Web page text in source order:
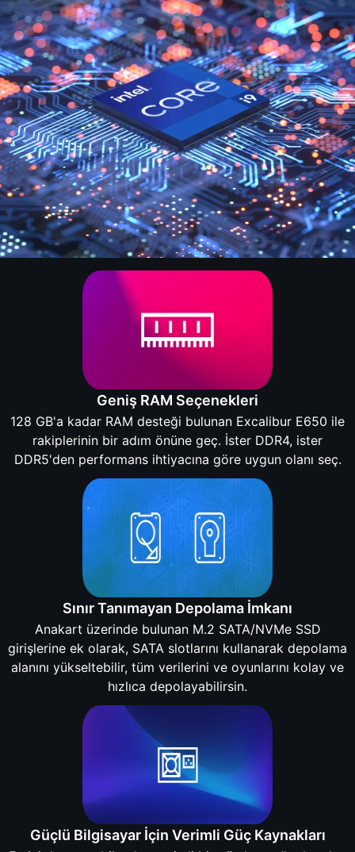
Geniş RAM Seçenekleri
128 GB'a kadar RAM desteği bulunan Excalibur E650 ile
rakiplerinin bir adım önüne geç. İster DDR4, ister
DDR5'den performans ihtiyacına göre uygun olanı seç.
Sınır Tanımayan Depolama İmkanı
Anakart üzerinde bulunan M.2 SATA/NVMe SSD
girişlerine ek olarak, SATA slotlarını kullanarak depolama
alanını yükseltebilir, tüm verilerini ve oyunlarını kolay ve
hızlıca depolayabilirsin.
Güçlü Bilgisayar İçin Verimli Güç Kaynakları